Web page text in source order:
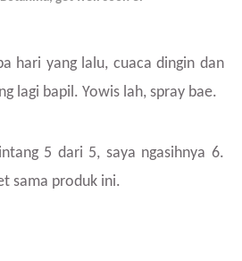
hari yang lalu, cuaca dingin dan
lagi bapil. Yowis lah, spray bae.
5 dari 5, saya ngasihnya 6.
sama produk ini.